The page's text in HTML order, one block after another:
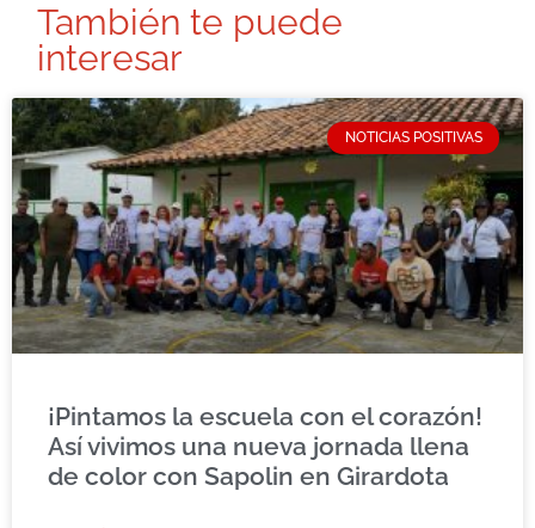
También te puede
interesar
NOTICIAS POSITIVAS
¡Pintamos la escuela con el corazón!
Así vivimos una nueva jornada llena
de color con Sapolin en Girardota